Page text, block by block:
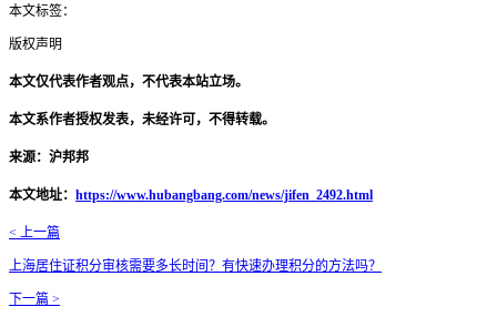
本文标签：
版权声明
本文仅代表作者观点，不代表本站立场。
本文系作者授权发表，未经许可，不得转载。
来源：沪邦邦
本文地址： https://www.hubangbang.com/news/jifen_2492.html
< 上一篇
上海居住证积分审核需要多长时间？有快速办理积分的方法吗？
下一篇 >